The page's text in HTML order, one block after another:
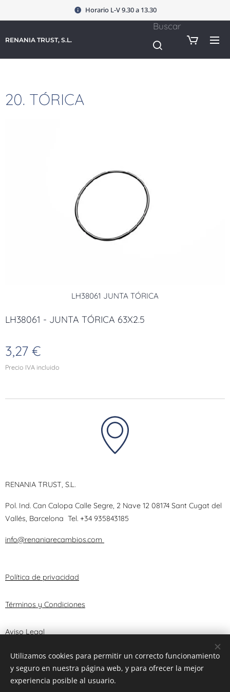
Horario L-V 9.30 a 13.30
RENANIA TRUST, S.L.
Buscar
20. TÓRICA
LH38061 JUNTA TÓRICA
LH38061 - JUNTA TÓRICA 63X2.5
3,27 €
Precio IVA incluido
RENANIA TRUST, S.L.
Pol. Ind. Can Calopa Calle Segre, 2 Nave 12 08174 Sant Cugat del
Vallés, Barcelona Tel. +34 935843185
info@renaniarecambios.com
Política de privacidad
Términos y Condiciones
Aviso Legal
© 2025 RENANIA TRUST, S.L. Cookies
Utilizamos cookies para permitir un correcto funcionamiento
y seguro en nuestra página web, y para ofrecer la mejor
experiencia posible al usuario.